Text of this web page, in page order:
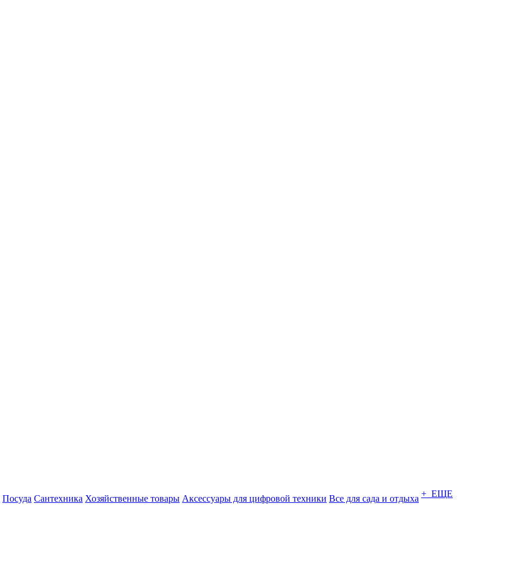
Посуда Сантехника Хозяйственные товары Аксессуары для цифровой техники Все для сада и отдыха + ЕЩЕ